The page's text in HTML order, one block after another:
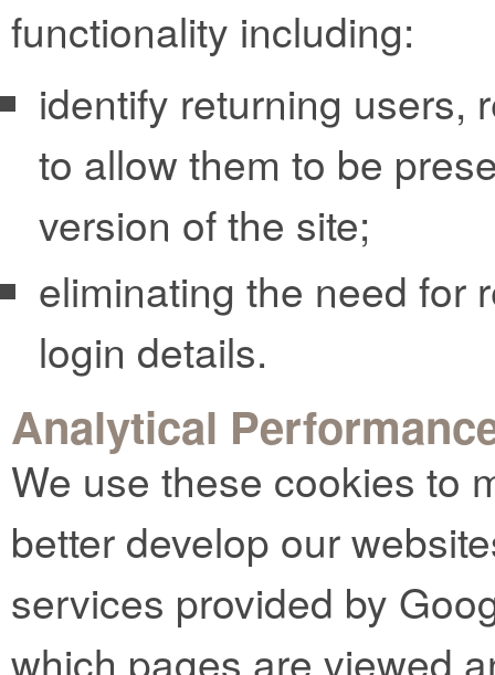
functionality including:
identify returning users,
to allow them to be
version of the site;
eliminating the need for
login details.
Analytical
We use these cookies to
better develop our
services provided by
which pages are viewed